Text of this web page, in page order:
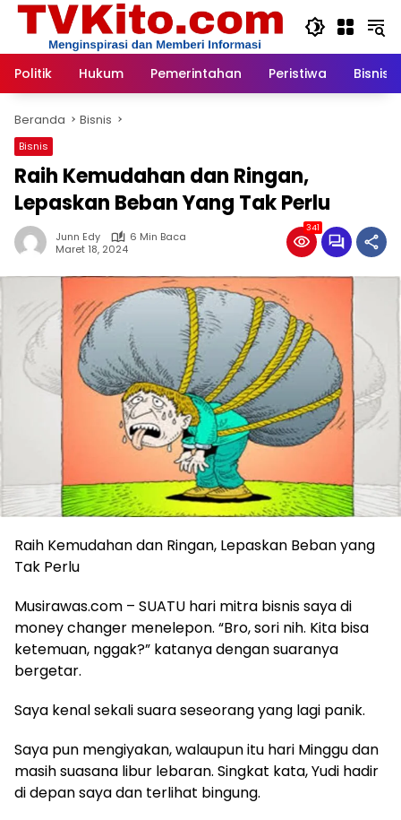
Langsung
Politik
Hukum Pemerintahan Peristiwa Bisnis
Beranda Bisnis
Bisnis
Raih Kemudahan dan Ringan,
Lepaskan Beban Yang Tak Perlu
Junn Edy
6 Min Baca
Maret 18, 2024
341
Raih Kemudahan dan Ringan, Lepaskan Beban yang
Tak Perlu
Musirawas.com – SUATU hari mitra bisnis saya di
money changer menelepon. “Bro, sori nih. Kita bisa
ketemuan, nggak?” katanya dengan suaranya
bergetar.
Saya kenal sekali suara seseorang yang lagi panik.
Saya pun mengiyakan, walaupun itu hari Minggu dan
masih suasana libur lebaran. Singkat kata, Yudi hadir
di depan saya dan terlihat bingung.